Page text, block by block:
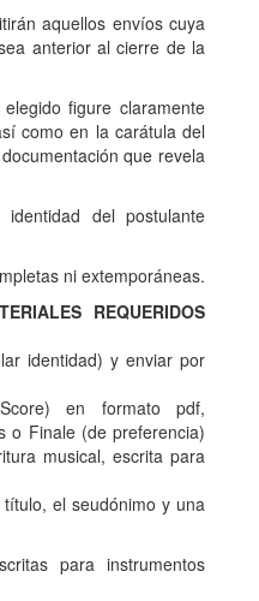
aquellos envíos cuya
anterior al cierre de la
figure claramente
como en la carátula del
que revela
del postulante
ni extemporáneas.
REQUERIDOS
identidad) y enviar por
en formato pdf,
o Finale (de preferencia)
musical, escrita para
el seudónimo y una
para instrumentos